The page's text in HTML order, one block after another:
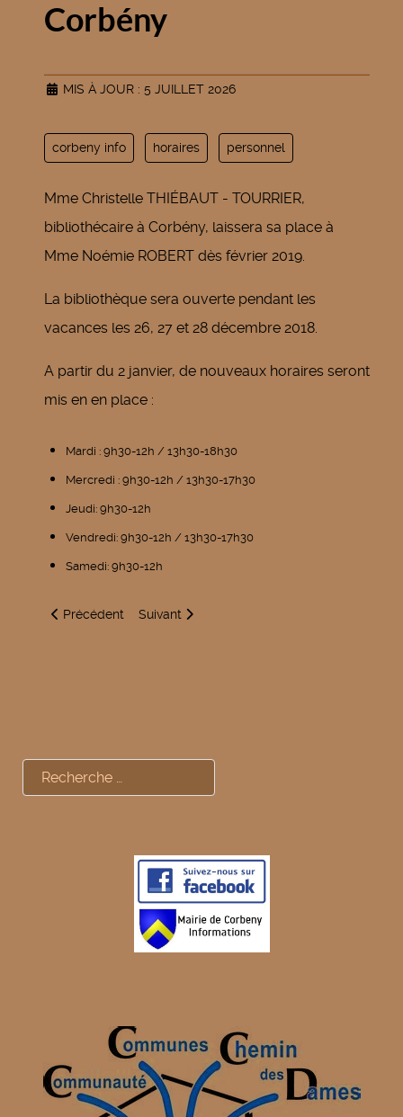
Corbény
MIS À JOUR : 5 JUILLET 2026
corbeny info horaires personnel
Mme Christelle THIÉBAUT - TOURRIER,
bibliothécaire à Corbény, laissera sa place à
Mme Noémie ROBERT dès février 2019.
La bibliothèque sera ouverte pendant les
vacances les 26, 27 et 28 décembre 2018.
A partir du 2 janvier, de nouveaux horaires seront
mis en en place :
Mardi : 9h30-12h / 13h30-18h30
Mercredi : 9h30-12h / 13h30-17h30
Jeudi: 9h30-12h
Vendredi: 9h30-12h / 13h30-17h30
Samedi: 9h30-12h
Article précédent : Doléances
Précédent Article suivant : STIRTOM - Le
Suivant
Rechercher